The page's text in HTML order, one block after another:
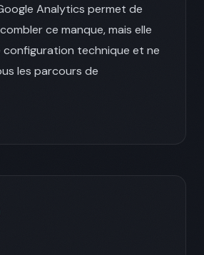
Analytics permet de
ce manque, mais elle
configuration technique et ne
les parcours de